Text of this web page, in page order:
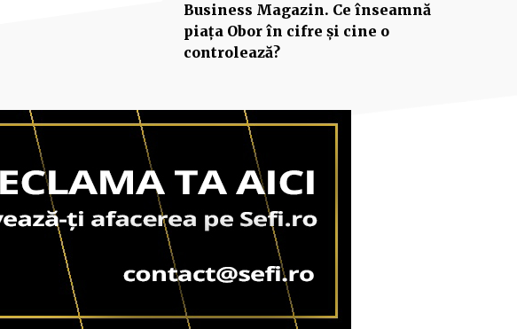
Business Magazin. Ce înseamnă
piaţa Obor în cifre şi cine o
controlează?